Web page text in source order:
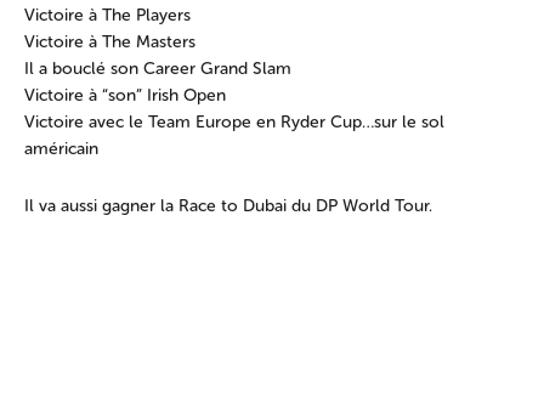
Victoire à The Players
Victoire à The Masters
Il a bouclé son Career Grand Slam
Victoire à “son” Irish Open
Victoire avec le Team Europe en Ryder Cup…sur le sol
américain
Il va aussi gagner la Race to Dubai du DP World Tour.